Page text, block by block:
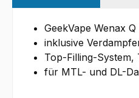
GeekVape Wenax
inklusive
Top-Filling-System,
für MTL- und DL-